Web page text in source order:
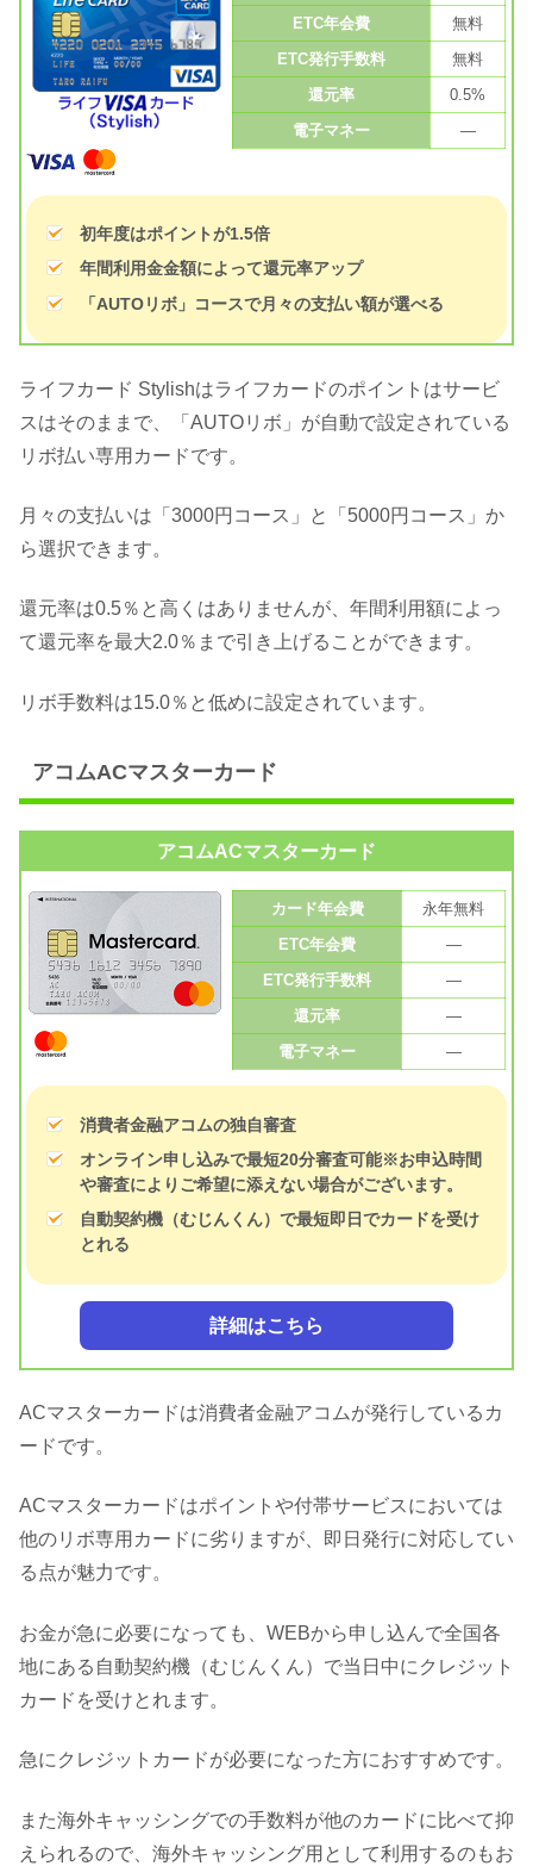
ETC年会費
無料
ETC発行手数料
無料
還元率
0.5%
電子マネー
—
初年度はポイントが1.5倍
年間利用金金額によって還元率アップ
「AUTOリボ」コースで月々の支払い額が選べる
ライフカード Stylishはライフカードのポイントはサービ
スはそのままで、「AUTOリボ」が自動で設定されている
リボ払い専用カードです。
月々の支払いは「3000円コース」と「5000円コース」か
ら選択できます。
還元率は0.5％と高くはありませんが、年間利用額によっ
て還元率を最大2.0％まで引き上げることができます。
リボ手数料は15.0％と低めに設定されています。
アコムACマスターカード
アコムACマスターカード
カード年会費
永年無料
ETC年会費
—
ETC発行手数料
—
還元率
—
電子マネー
—
消費者金融アコムの独自審査
オンライン申し込みで最短20分審査可能※お申込時間
や審査によりご希望に添えない場合がございます。
自動契約機（むじんくん）で最短即日でカードを受け
とれる
詳細はこちら
ACマスターカードは消費者金融アコムが発行しているカ
ードです。
ACマスターカードはポイントや付帯サービスにおいては
他のリボ専用カードに劣りますが、即日発行に対応してい
る点が魅力です。
お金が急に必要になっても、WEBから申し込んで全国各
地にある自動契約機（むじんくん）で当日中にクレジット
カードを受けとれます。
急にクレジットカードが必要になった方におすすめです。
また海外キャッシングでの手数料が他のカードに比べて抑
えられるので、海外キャッシング用として利用するのもお